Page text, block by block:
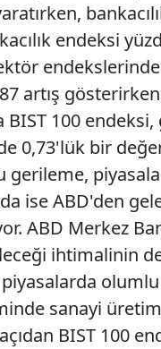
endeksi
artış
BIST 100
0,73'lük bir
gerileme,
ise ABD'den
ABD Merkez
ihtimalinin
piyasalarda
sanayi
BIST 100